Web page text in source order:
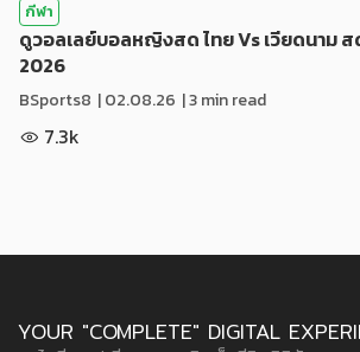
กีฬา
ดูวอลเลย์บอลหญิงสด ไทย Vs เวียดนาม
2026
BSports8 |02.08.26 | 3 min read
7.3k
YOUR "COMPLETE" DIGITAL